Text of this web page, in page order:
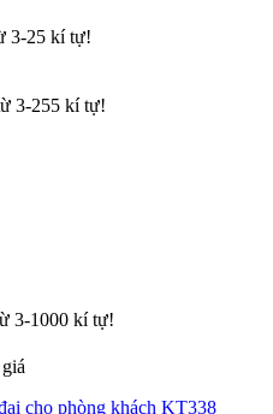
3-25 kí tự!
3-255 kí tự!
3-1000 kí tự!